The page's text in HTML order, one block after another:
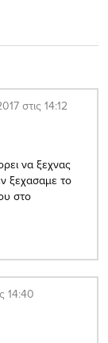
στις 14:12
να ξεχνας
ξεχασαμε το
στο
14:40